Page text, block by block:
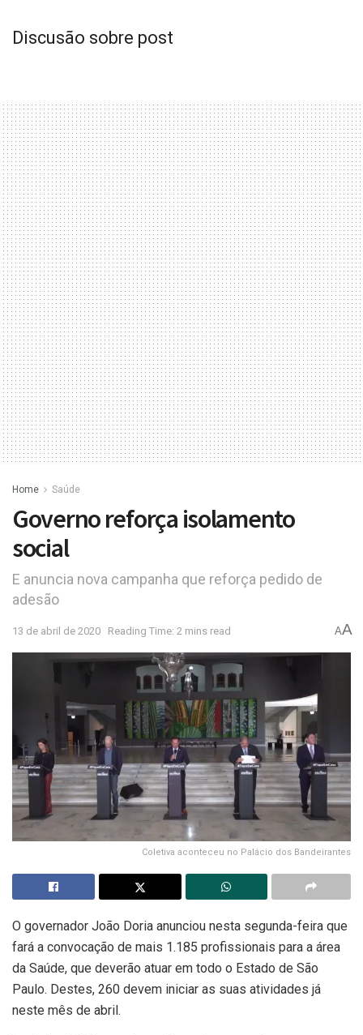
Discusão sobre post
Home Saúde
Governo reforça isolamento
social
E anuncia nova campanha que reforça pedido de
adesão
13 de abril de 2020 Reading Time: 2 mins read AA
Coletiva aconteceu no Palácio dos Bandeirantes
O governador João Doria anunciou nesta segunda-feira que
fará a convocação de mais 1.185 profissionais para a área
da Saúde, que deverão atuar em todo o Estado de São
Paulo. Destes, 260 devem iniciar as suas atividades já
neste mês de abril.